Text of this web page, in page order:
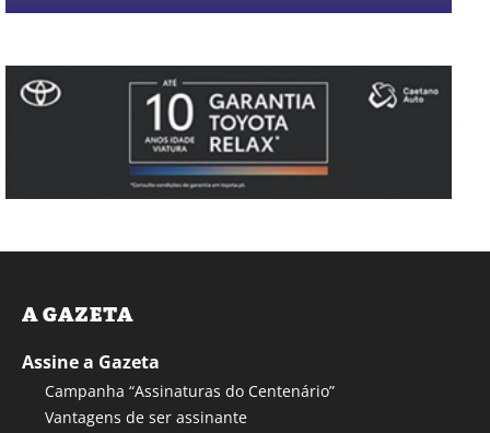
A GAZETA
Assine a Gazeta
Campanha “Assinaturas do Centenário”
Vantagens de ser assinante